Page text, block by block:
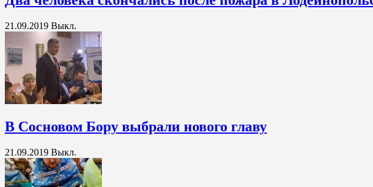
21.09.2019 Выкл.
В Сосновом Бору выбрали нового главу
21.09.2019 Выкл.